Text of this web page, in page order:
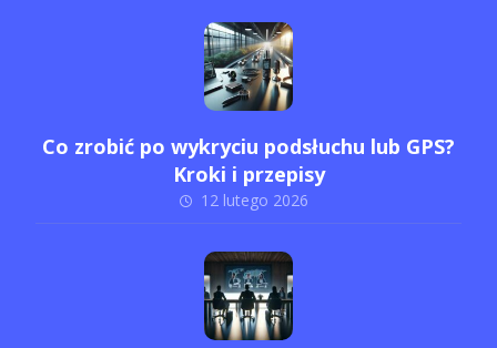
Co zrobić po wykryciu podsłuchu lub GPS?
Kroki i przepisy
12 lutego 2026